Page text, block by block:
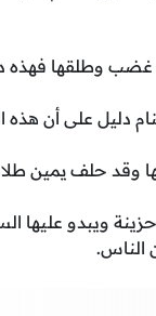
غضب وطلقها فهذه
دليل على أن هذه
وقد حلف يمين
ويبدو عليها
الناس.